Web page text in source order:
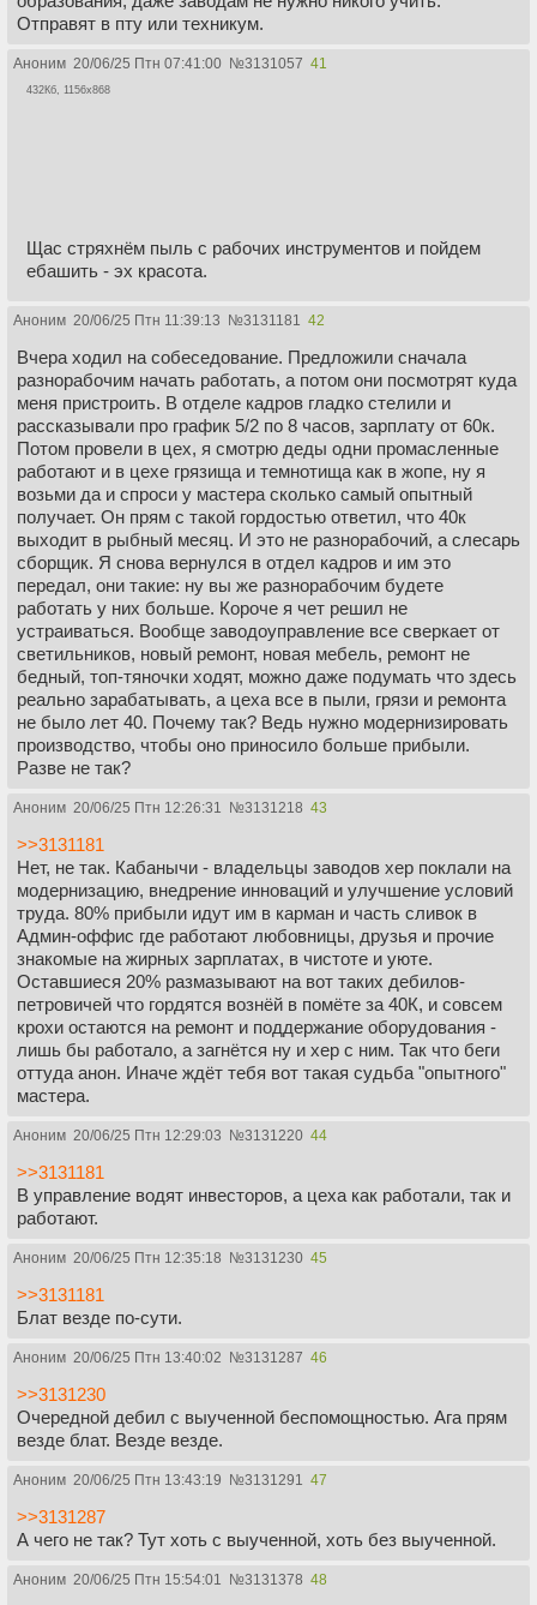
Отправят в пту или техникум.
Аноним 20/06/25 Птн 07:41:00 №3131057 41
432Кб, 1156x868
Щас стряхнём пыль с рабочих инструментов и пойдем
ебашить - эх красота.
Аноним 20/06/25 Птн 11:39:13 №3131181 42
Вчера ходил на собеседование. Предложили сначала
разнорабочим начать работать, а потом они посмотрят куда
меня пристроить. В отделе кадров гладко стелили и
рассказывали про график 5/2 по 8 часов, зарплату от 60к.
Потом провели в цех, я смотрю деды одни промасленные
работают и в цехе грязища и темнотища как в жопе, ну я
возьми да и спроси у мастера сколько самый опытный
получает. Он прям с такой гордостью ответил, что 40к
выходит в рыбный месяц. И это не разнорабочий, а слесарь
сборщик. Я снова вернулся в отдел кадров и им это
передал, они такие: ну вы же разнорабочим будете
работать у них больше. Короче я чет решил не
устраиваться. Вообще заводоуправление все сверкает от
светильников, новый ремонт, новая мебель, ремонт не
бедный, топ-тяночки ходят, можно даже подумать что здесь
реально зарабатывать, а цеха все в пыли, грязи и ремонта
не было лет 40. Почему так? Ведь нужно модернизировать
производство, чтобы оно приносило больше прибыли.
Разве не так?
Аноним 20/06/25 Птн 12:26:31 №3131218 43
>>3131181
Нет, не так. Кабанычи - владельцы заводов хер поклали на
модернизацию, внедрение инноваций и улучшение условий
труда. 80% прибыли идут им в карман и часть сливок в
Админ-оффис где работают любовницы, друзья и прочие
знакомые на жирных зарплатах, в чистоте и уюте.
Оставшиеся 20% размазывают на вот таких дебилов-
петровичей что гордятся вознёй в помёте за 40К, и совсем
крохи остаются на ремонт и поддержание оборудования -
лишь бы работало, а загнётся ну и хер с ним. Так что беги
оттуда анон. Иначе ждёт тебя вот такая судьба "опытного"
мастера.
Аноним 20/06/25 Птн 12:29:03 №3131220 44
>>3131181
В управление водят инвесторов, а цеха как работали, так и
работают.
Аноним 20/06/25 Птн 12:35:18 №3131230 45
>>3131181
Блат везде по-сути.
Аноним 20/06/25 Птн 13:40:02 №3131287 46
>>3131230
Очередной дебил с выученной беспомощностью. Ага прям
везде блат. Везде везде.
Аноним 20/06/25 Птн 13:43:19 №3131291 47
>>3131287
А чего не так? Тут хоть с выученной, хоть без выученной.
Аноним 20/06/25 Птн 15:54:01 №3131378 48